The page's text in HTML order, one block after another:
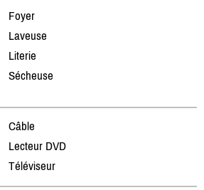
Foyer
Laveuse
Literie
Sécheuse
Câble
Lecteur DVD
Téléviseur